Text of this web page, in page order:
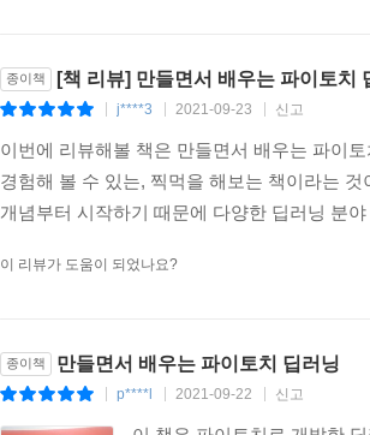
종이책 [책 리뷰] 만들면서 배우는 파이토치
j****3 2021-09-23 신고
이번에 리뷰해볼 책은 만들면서 배우는 파이
경험해 볼 수 있는, 찍먹을 해보는 책이라는
개념부터 시작하기 때문에 다양한 딥러닝 분
이 리뷰가 도움이 되었나요?
종이책 만들면서 배우는 파이토치 딥러닝
p****l 2021-09-22 신고